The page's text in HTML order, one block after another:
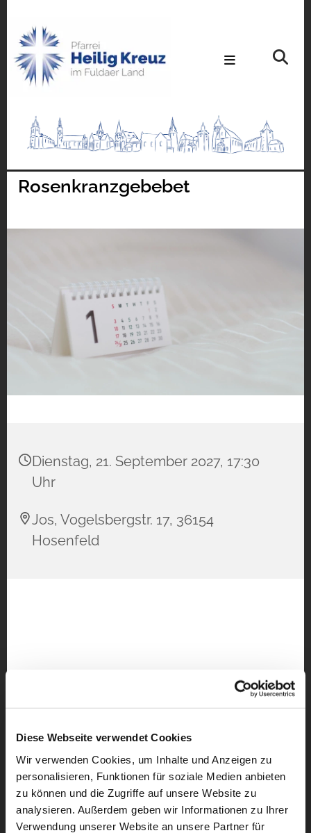
Diese Webseite verwendet Cookies
Wir verwenden Cookies, um Inhalte und Anzeigen zu
personalisieren, Funktionen für soziale Medien anbieten
zu können und die Zugriffe auf unsere Website zu
analysieren. Außerdem geben wir Informationen zu Ihrer
Verwendung unserer Website an unsere Partner für
Rosenkranzgebebet
Dienstag, 21. September 2027, 17:30
Uhr
Jos, Vogelsbergstr. 17, 36154
Hosenfeld